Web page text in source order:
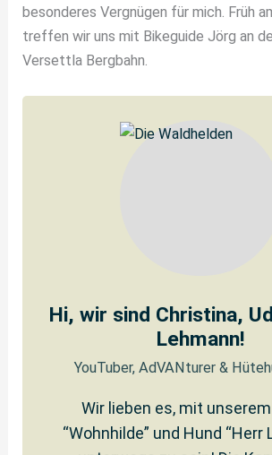
besonderes Vergnügen für mich. Früh
treffen wir uns mit Bikeguide Jörg an
Versettla Bergbahn.
Hi, wir sind Christina,
Lehmann!
YouTuber, AdVANturer &
Wir lieben es, mit
“Wohnhilde” und Hund “Herr